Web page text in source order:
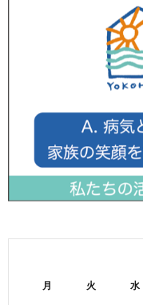
月 火 水